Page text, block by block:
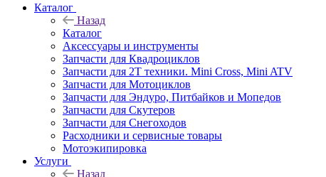
Каталог
Назад
Каталог
Аксессуары и инструменты
Запчасти для Квадроциклов
Запчасти для 2T техники. Mini Cross, Mini ATV
Запчасти для Мотоциклов
Запчасти для Эндуро, Питбайков и Мопедов
Запчасти для Скутеров
Запчасти для Снегоходов
Расходники и сервисные товары
Мотоэкипировка
Услуги
Назад